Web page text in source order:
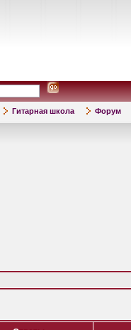
Гитарная школа Форум